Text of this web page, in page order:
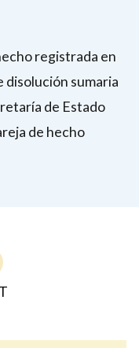
registrada en
disolución sumaria
de Estado
de hecho